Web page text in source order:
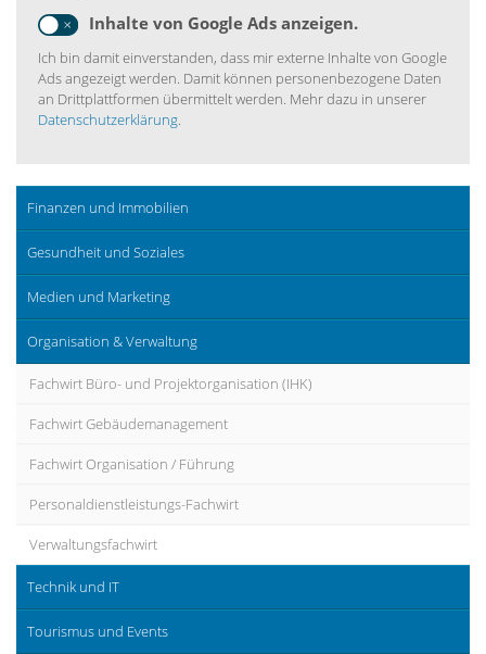
Inhalte von Google Ads anzeigen.
Ich bin damit einverstanden, dass mir externe Inhalte von Google
Ads angezeigt werden. Damit können personenbezogene Daten
an Drittplattformen übermittelt werden. Mehr dazu in unserer
Datenschutzerklärung.
Finanzen und Immobilien
Gesundheit und Soziales
Medien und Marketing
Organisation & Verwaltung
Fachwirt Büro- und Projektorganisation (IHK)
Fachwirt Gebäudemanagement
Fachwirt Organisation / Führung
Personaldienstleistungs-Fachwirt
Verwaltungsfachwirt
Technik und IT
Tourismus und Events